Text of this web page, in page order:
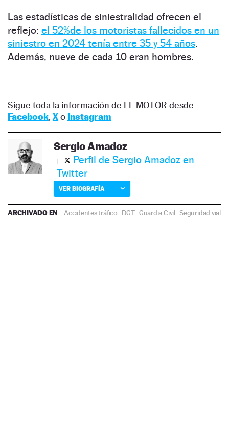
Las estadísticas de siniestralidad ofrecen el
reflejo: el 52%de los motoristas fallecidos en un
siniestro en 2024 tenía entre 35 y 54 años.
Además, nueve de cada 10 eran hombres.
Sigue toda la información de EL MOTOR desde
Facebook, Xo Instagram
Sergio Amadoz
Perfil de Sergio Amadoz en
Twitter
VER BIOGRAFÍA
ARCHIVADO EN Accidentes tráfico ·DGT·Guardia Civil·Seguridad vial